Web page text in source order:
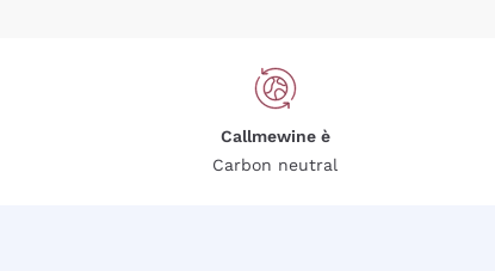
Callmewine è
Carbon neutral